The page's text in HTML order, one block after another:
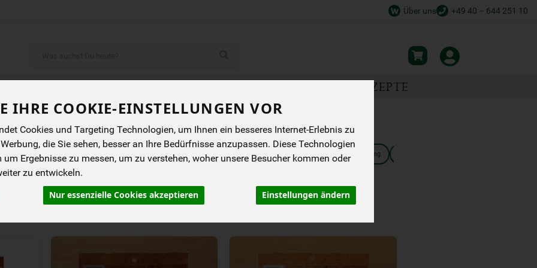
IHRE COOKIE-EINSTELLUNGEN VOR
Cookies und Targeting Technologien, um Ihnen ein besseres Internet-Erlebnis zu
die Sie sehen, besser an Ihre Bedürfnisse anzupassen. Diese Technologien
Ergebnisse zu messen, um zu verstehen, woher unsere Besucher kommen oder
zu entwickeln.
Nur essenzielle Cookies akzeptieren Einstellungen ändern
+49 40 – 644 251 10
Über uns
REZEPTE
Brühen & Salz Würzsaucen, Fonds & Pasten Pesto Ketchup, Mayo & Senf Essig, Öl & Dressing
Allergene